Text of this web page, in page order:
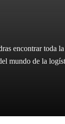
encontrar toda
mundo de la